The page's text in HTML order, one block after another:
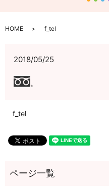
HOME f_tel
2018/05/25
f_tel